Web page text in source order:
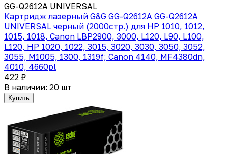
GG-Q2612A UNIVERSAL
Картридж лазерный G&G GG-Q2612A GG-Q2612A
UNIVERSAL черный (2000стр.) для HP 1010, 1012,
1015, 1018, Canon LBP2900, 3000, L120, L90, L100,
L120, HP 1020, 1022, 3015, 3020, 3030, 3050, 3052,
3055, M1005, 1300, 1319f; Canon 4140, MF4380dn,
4010, 4660pl
422 ₽
В наличии: 20 шт
Купить